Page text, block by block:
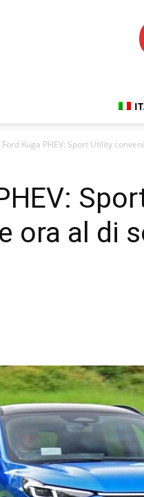
Ford Kuga PHEV: Sport Utility
ora al di